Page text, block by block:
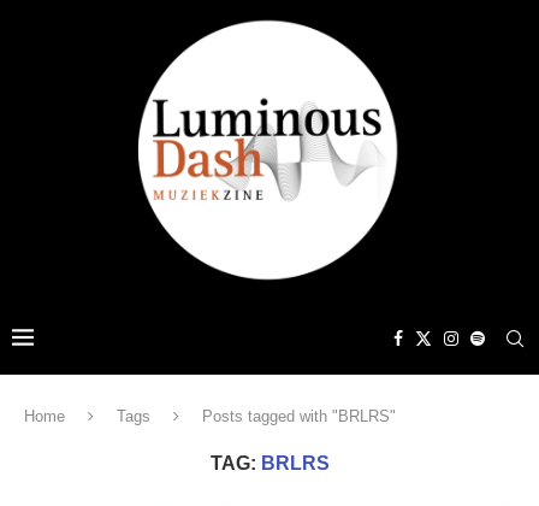
Home Tags Posts tagged with "BRLRS"
TAG: BRLRS